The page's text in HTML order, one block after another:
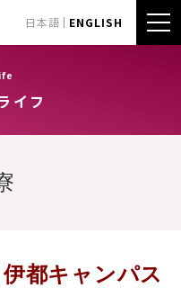
日本語 ENGLISH
イフ
都キャンパス